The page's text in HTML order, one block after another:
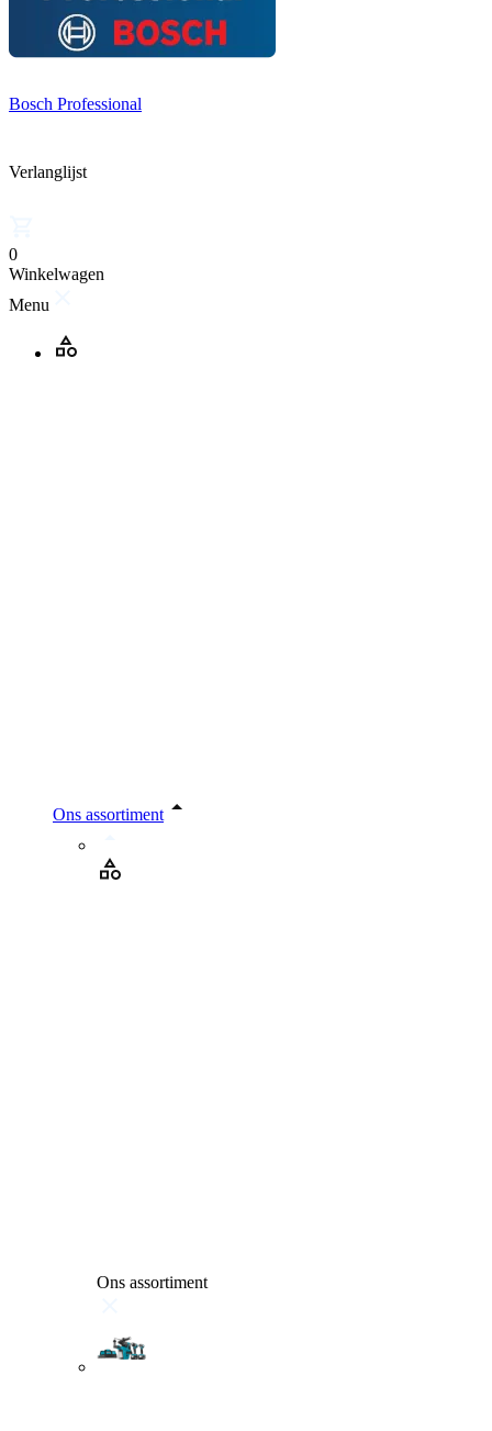
Bosch Professional
Verlanglijst
0
Winkelwagen
Menu
Ons assortiment
Ons assortiment